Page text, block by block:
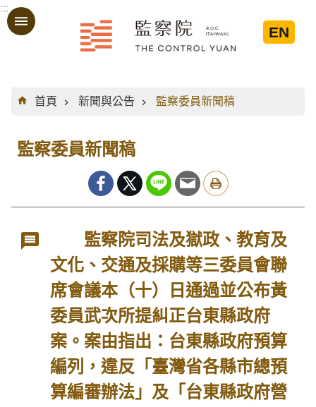
跳到主要內容區塊
:::
EN
:::
首頁
新聞與公告 監察委員新聞稿
監察委員新聞稿
監察院司法及獄政、教育及
文化、交通及採購等三委員會聯
席會議本（十）日通過並公布黃
委員武次所提糾正台東縣政府
案。案由指出：台東縣政府預算
編列，違反「臺灣省各縣市總預
算編審辦法」及「台東縣政府營